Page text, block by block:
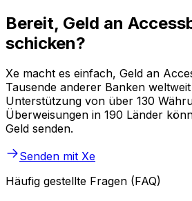
Bereit, Geld an
schicken?
Xe macht es einfach, Geld an
Tausende anderer Banken
Unterstützung von über 130
Überweisungen in 190 Länder
Geld senden.
Senden mit Xe
Häufig gestellte Fragen (FAQ)